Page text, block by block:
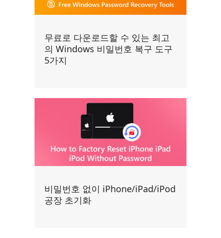
무료로 다운로드할 수 있는 최고
의 Windows 비밀번호 복구 도구
5가지
비밀번호 없이 iPhone/iPad/iPod
공장 초기화